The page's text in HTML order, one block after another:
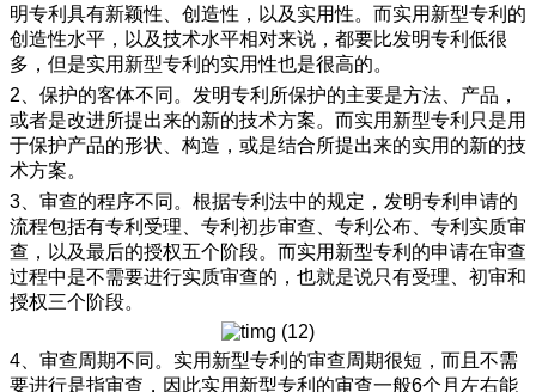
明专利具有新颖性、创造性，以及实用性。而实用新型专利的
创造性水平，以及技术水平相对来说，都要比发明专利低很
多，但是实用新型专利的实用性也是很高的。
2、保护的客体不同。发明专利所保护的主要是方法、产品，
或者是改进所提出来的新的技术方案。而实用新型专利只是用
于保护产品的形状、构造，或是结合所提出来的实用的新的技
术方案。
3、审查的程序不同。根据专利法中的规定，发明专利申请的
流程包括有专利受理、专利初步审查、专利公布、专利实质审
查，以及最后的授权五个阶段。而实用新型专利的申请在审查
过程中是不需要进行实质审查的，也就是说只有受理、初审和
授权三个阶段。
4、审查周期不同。实用新型专利的审查周期很短，而且不需
要进行是指审查，因此实用新型专利的审查一般6个月左右能